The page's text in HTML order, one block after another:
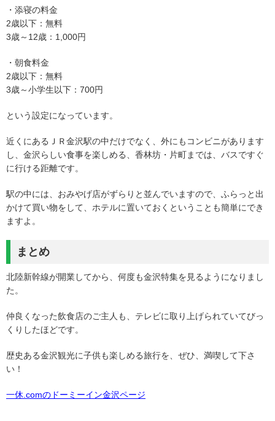
・添寝の料金
2歳以下：無料
3歳～12歳：1,000円
・朝食料金
2歳以下：無料
3歳～小学生以下：700円
という設定になっています。
近くにあるＪＲ金沢駅の中だけでなく、外にもコンビニがあります
し、金沢らしい食事を楽しめる、香林坊・片町までは、バスですぐ
に行ける距離です。
駅の中には、おみやげ店がずらりと並んでいますので、ふらっと出
かけて買い物をして、ホテルに置いておくということも簡単にでき
ますよ。
まとめ
北陸新幹線が開業してから、何度も金沢特集を見るようになりまし
た。
仲良くなった飲食店のご主人も、テレビに取り上げられていてびっ
くりしたほどです。
歴史ある金沢観光に子供も楽しめる旅行を、ぜひ、満喫して下さ
い！
一休.comのドーミーイン金沢ページ